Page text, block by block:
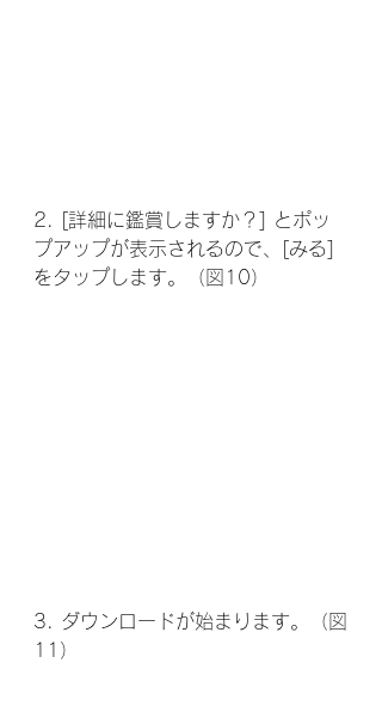
2. [詳細に鑑賞しますか？] とポッ
プアップが表示されるので、[みる]
をタップします。（図10）
3. ダウンロードが始まります。（図
11）